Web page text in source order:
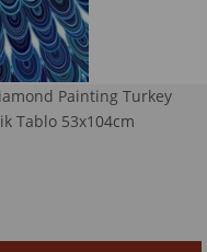
Painting Turkey
Tablo 53x104cm